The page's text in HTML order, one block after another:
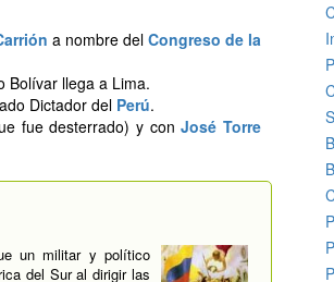
a nombre del Congreso de la
Bolívar llega a Lima.
Dictador del Perú.
fue desterrado) y conJosé Torre
un militar y político
del Sur al dirigir las